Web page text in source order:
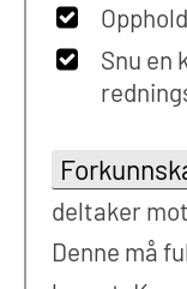
Snu en
deltaker
Denne må